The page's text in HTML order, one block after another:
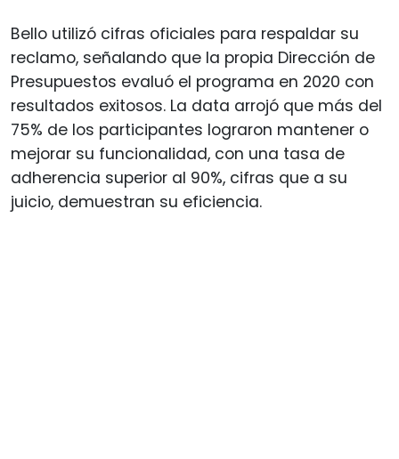
Bello utilizó cifras oficiales para respaldar su
reclamo, señalando que la propia Dirección de
Presupuestos evaluó el programa en 2020 con
resultados exitosos. La data arrojó que más del
75% de los participantes lograron mantener o
mejorar su funcionalidad, con una tasa de
adherencia superior al 90%, cifras que a su
juicio, demuestran su eficiencia.